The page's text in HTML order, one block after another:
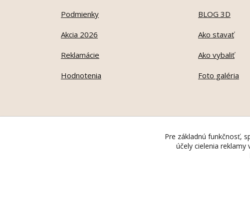
Podmienky
Akcia 2026
Reklamácie
Hodnotenia
BLOG 3D
Ako stavať
Ako vybaliť
Foto galéria
Pre základnú funkčnosť,
účely cielenia